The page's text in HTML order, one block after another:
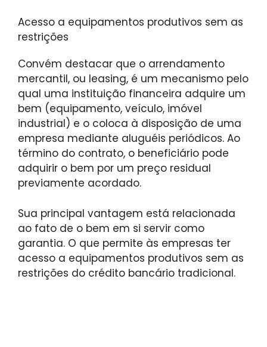
Acesso a equipamentos produtivos sem as
restrições
Convém destacar que o arrendamento
mercantil, ou leasing, é um mecanismo pelo
qual uma instituição financeira adquire um
bem (equipamento, veículo, imóvel
industrial) e o coloca à disposição de uma
empresa mediante aluguéis periódicos. Ao
término do contrato, o beneficiário pode
adquirir o bem por um preço residual
previamente acordado.
Sua principal vantagem está relacionada
ao fato de o bem em si servir como
garantia. O que permite às empresas ter
acesso a equipamentos produtivos sem as
restrições do crédito bancário tradicional.